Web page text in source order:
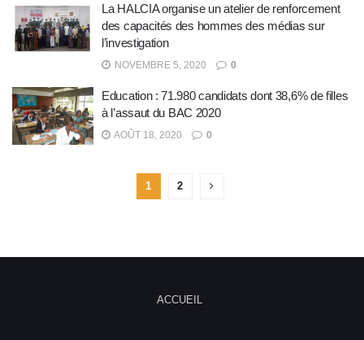
La HALCIA organise un atelier de renforcement
des capacités des hommes des médias sur
l’investigation
NOVEMBRE 5, 2020 0
Education : 71.980 candidats dont 38,6% de filles
à l’assaut du BAC 2020
AOÛT 18, 2020 0
1 2
ACCUEIL